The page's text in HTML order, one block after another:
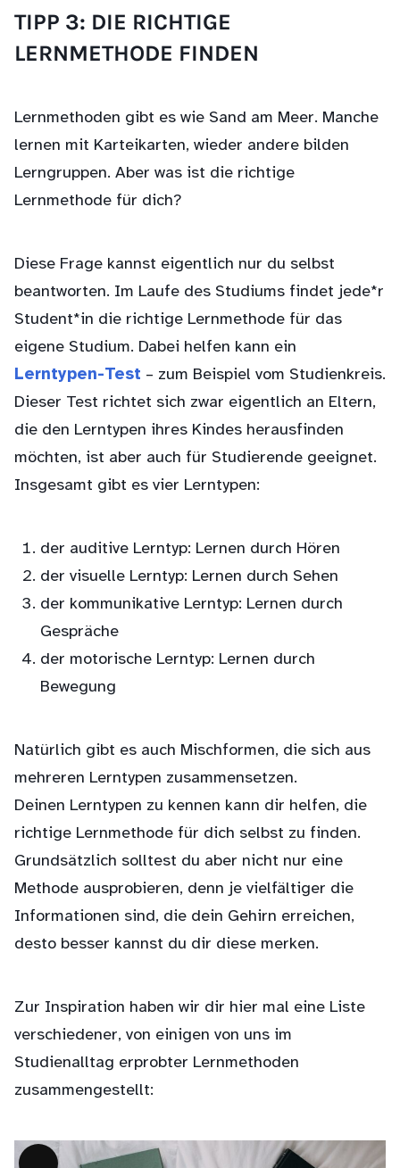
TIPP 3: DIE RICHTIGE
LERNMETHODE FINDEN
Lernmethoden gibt es wie Sand am Meer. Manche
lernen mit Karteikarten, wieder andere bilden
Lerngruppen. Aber was ist die richtige
Lernmethode für dich?
Diese Frage kannst eigentlich nur du selbst
beantworten. Im Laufe des Studiums findet jede*r
Student*in die richtige Lernmethode für das
eigene Studium. Dabei helfen kann ein
Lerntypen-Test – zum Beispiel vom Studienkreis.
Dieser Test richtet sich zwar eigentlich an Eltern,
die den Lerntypen ihres Kindes herausfinden
möchten, ist aber auch für Studierende geeignet.
Insgesamt gibt es vier Lerntypen:
der auditive Lerntyp: Lernen durch Hören
der visuelle Lerntyp: Lernen durch Sehen
der kommunikative Lerntyp: Lernen durch
Gespräche
der motorische Lerntyp: Lernen durch
Bewegung
Natürlich gibt es auch Mischformen, die sich aus
mehreren Lerntypen zusammensetzen.
Deinen Lerntypen zu kennen kann dir helfen, die
richtige Lernmethode für dich selbst zu finden.
Grundsätzlich solltest du aber nicht nur eine
Methode ausprobieren, denn je vielfältiger die
Informationen sind, die dein Gehirn erreichen,
desto besser kannst du dir diese merken.
Zur Inspiration haben wir dir hier mal eine Liste
verschiedener, von einigen von uns im
Studienalltag erprobter Lernmethoden
zusammengestellt: